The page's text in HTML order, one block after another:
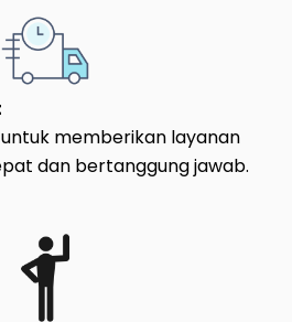
memberikan layanan
dan bertanggung jawab.